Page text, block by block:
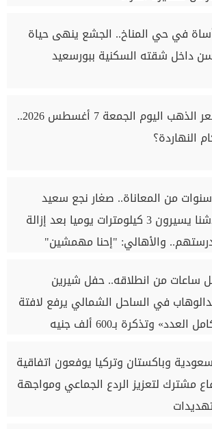
في حي المناخ.. الجشع ينهى حياة
داخل شقته السكنية ببورسعيد
سعر الذهب اليوم الجمعة 7 أغسطس 2026..
النهاردة؟
7 سنوات من المعاناة.. صغار نجع سعيد
بدشنا يسيرون 3 كيلومترات يوميا بعد إزالة
والأهالي: "إحنا مهمشين"
ساعات من انطلاقه.. حفل شيرين
في الساحل الشمالي يرفع لافتة
العدد» وتذكرة بـ600 ألف جنيه
وباكستان وتركيا يوفعون اتفاقية
مشترك لتعزيز الردع الجماعي ومواجهة